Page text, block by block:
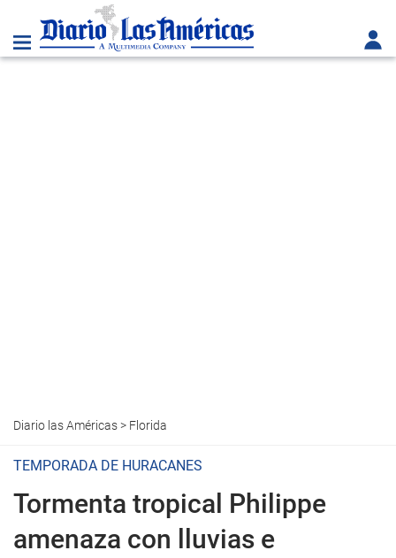
Diario las Américas> Florida
TEMPORADA DE HURACANES
Tormenta tropical Philippe
amenaza con lluvias e